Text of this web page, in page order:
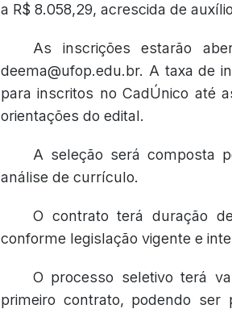
a R$ 8.058,29, acrescida de
As inscrições estarão
deema@ufop.edu.br. A taxa de
para inscritos no CadÚnico até
orientações do edital.
A seleção será composta
análise de currículo.
O contrato terá duração
conforme legislação vigente e
O processo seletivo terá
primeiro contrato, podendo ser